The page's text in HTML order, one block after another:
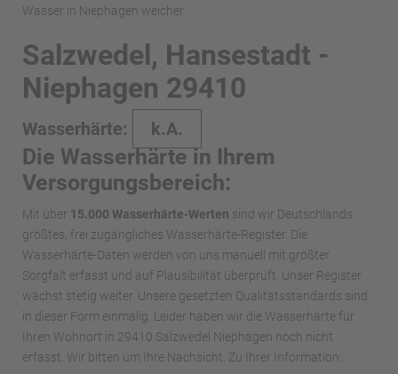
Wasser in Niephagen weicher.
Salzwedel, Hansestadt -
Niephagen 29410
Wasserhärte: k.A.
Die Wasserhärte in Ihrem
Versorgungsbereich:
Mit über 15.000 Wasserhärte-Werten sind wir Deutschlands
größtes, frei zugängliches Wasserhärte-Register. Die
Wasserhärte-Daten werden von uns manuell mit größter
Sorgfalt erfasst und auf Plausibilität überprüft. Unser Register
wächst stetig weiter. Unsere gesetzten Qualitätsstandards sind
in dieser Form einmalig. Leider haben wir die Wasserhärte für
Ihren Wohnort in 29410 Salzwedel Niephagen noch nicht
erfasst. Wir bitten um Ihre Nachsicht. Zu Ihrer Information: